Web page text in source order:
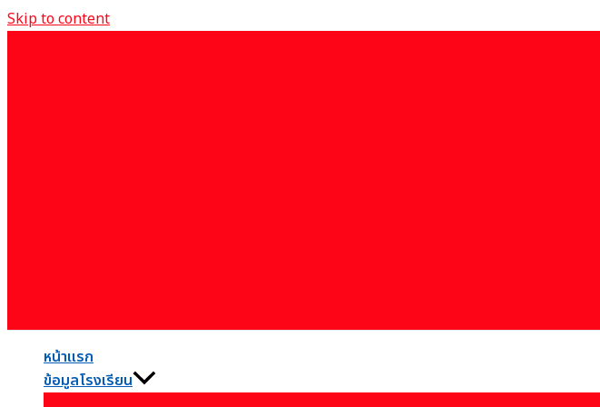
Skip to content
หน้าแรก
ข้อมูลโรงเรียน